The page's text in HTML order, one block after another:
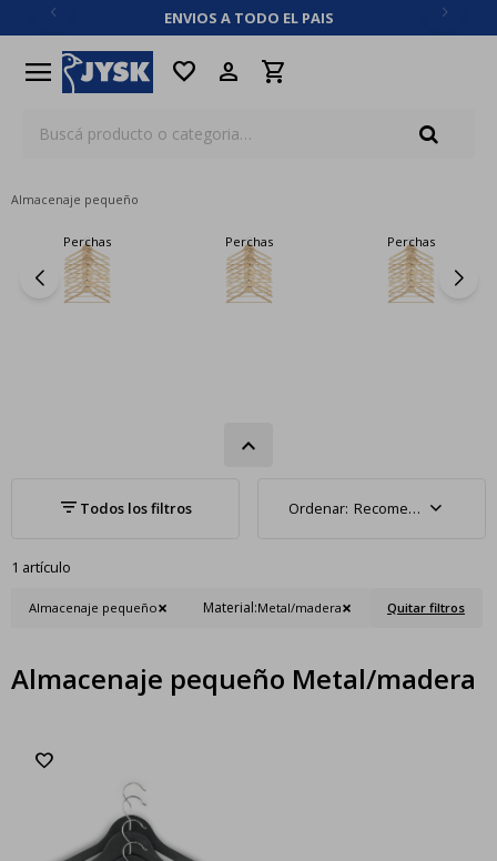
ENVIOS A TODO EL PAIS
menu favorite
Almacenaje pequeño
Perchas Perchas Perchas
Recomendados
1 artículo
Almacenaje pequeño Material:Metal/madera Quitar filtros
Almacenaje pequeño Metal/madera
close